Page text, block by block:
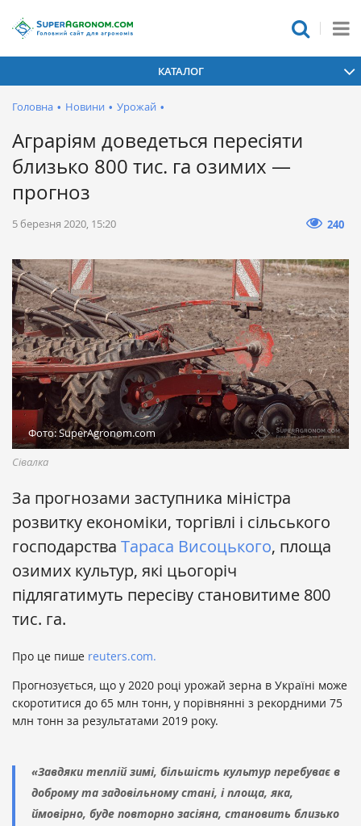
КАТАЛОГ
Головна • Новини • Урожай •
Аграріям доведеться пересіяти
близько 800 тис. га озимих —
прогноз
5 березня 2020, 15:20 240
Фото: SuperAgronom.com
Сівалка
За прогнозами заступника міністра
розвитку економіки, торгівлі і сільського
господарства Тараса Висоцького, площа
озимих культур, які цьогоріч
підлягатимуть пересіву становитиме 800
тис. га.
Про це пише reuters.com.
Прогнозується, що у 2020 році урожай зерна в Україні може
скоротитися до 65 млн тонн, у порівнянні з рекордними 75
млн тонн за результатами 2019 року.
«Завдяки теплій зимі, більшість культур перебуває в
доброму та задовільному стані, і площа, яка,
ймовірно, буде повторно засіяна, становить близько